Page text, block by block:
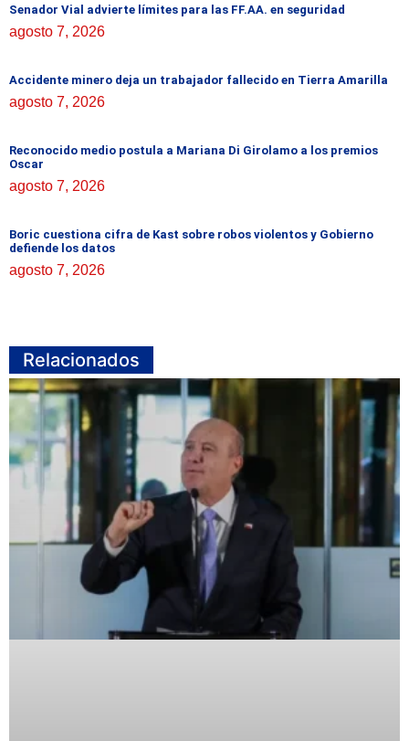
Senador Vial advierte límites para las FF.AA. en seguridad
agosto 7, 2026
Accidente minero deja un trabajador fallecido en Tierra Amarilla
agosto 7, 2026
Reconocido medio postula a Mariana Di Girolamo a los premios
Oscar
agosto 7, 2026
Boric cuestiona cifra de Kast sobre robos violentos y Gobierno
defiende los datos
agosto 7, 2026
Relacionados